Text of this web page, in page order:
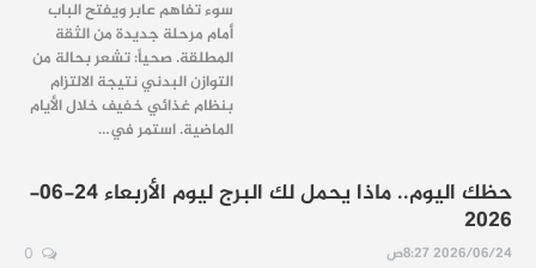
سوء تفاهم عابر ويفتح الباب
أمام مرحلة جديدة من الثقة
المطلقة. صحياً: تشعر بحالة من
التوازن البدني نتيجة الالتزام
بنظام غذائي خفيف خلال الأيام
الماضية. استمر في…
حظك اليوم.. ماذا يحمل لك البرج ليوم الأربعاء 24-06-
2026
2026/06/24 8:27ص